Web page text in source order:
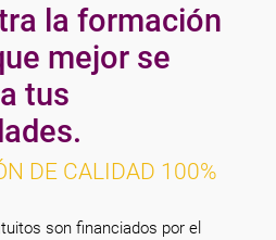
la formación
mejor se
tus
DE CALIDAD 100%
son financiados por el